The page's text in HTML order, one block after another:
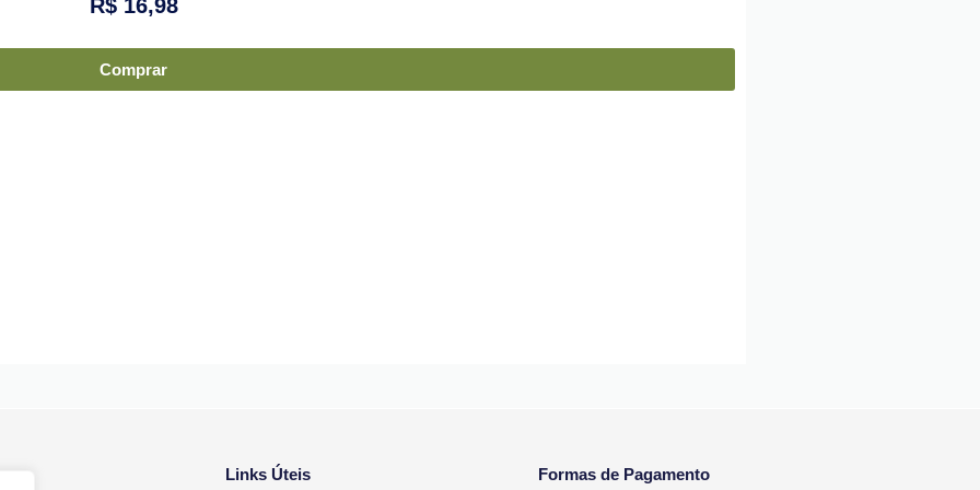
R$16,98
Comprar
Links Úteis Formas de Pagamento